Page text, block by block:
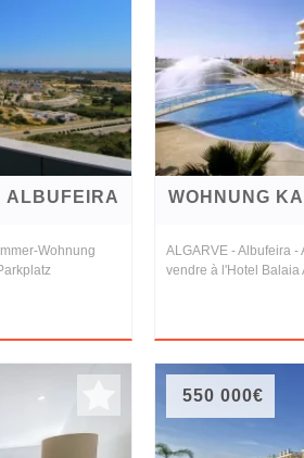
ALBUFEIRA
Wohnung
WOHNUNG
ALGARVE - Albufeira
vendre à l'Hotel Balaia
550 000€